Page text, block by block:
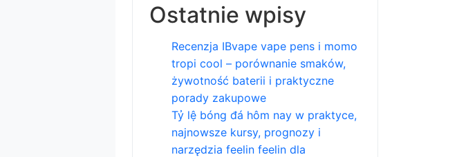
Ostatnie wpisy
Recenzja IBvape vape pens i momo
tropi cool – porównanie smaków,
żywotność baterii i praktyczne
porady zakupowe
Tỷ lệ bóng đá hôm nay w praktyce,
najnowsze kursy, prognozy i
narzędzia feelin feelin dla